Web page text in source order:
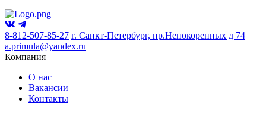
8-812-507-85-27 г. Санкт-Петербург, пр.Непокоренных д 74
a.primula@yandex.ru
Компания
О нас
Вакансии
Контакты